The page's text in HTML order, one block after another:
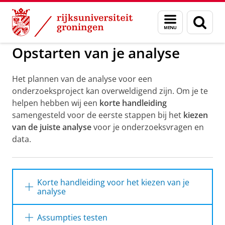
Skip
Content
Skip
Navigation
Menu
en
zoeken
GMW Methodologiewinkel
Opstarten van je analyse
Het plannen van de analyse voor een
onderzoeksproject kan overweldigend zijn. Om je te
helpen hebben wij een korte handleiding
samengesteld voor de eerste stappen bij het kiezen
van de juiste analysevoor je onderzoeksvragen en
data.
Korte handleiding voor het kiezen van je
analyse
Probeer deze stappen te doorlopen voordat
Assumpties testen